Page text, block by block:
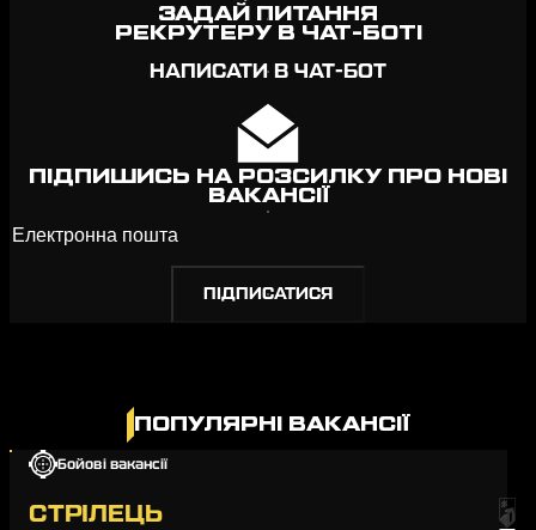
ЗАДАЙ ПИТАННЯ
РЕКРУТЕРУ В ЧАТ-БОТІ
НАПИСАТИ В ЧАТ-БОТ
ПІДПИШИСЬ НА РОЗСИЛКУ ПРО НОВІ
ВАКАНСІЇ
ПОПУЛЯРНІ ВАКАНСІЇ
Бойові вакансії
СТРІЛЕЦЬ